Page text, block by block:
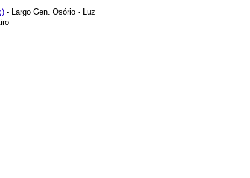
- Largo Gen. Osório - Luz